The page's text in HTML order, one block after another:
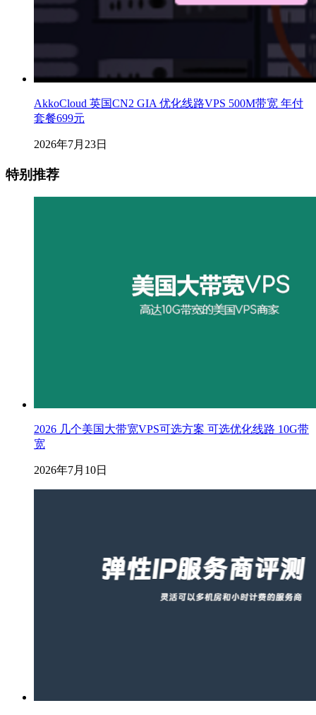
AkkoCloud 英国CN2 GIA 优化线路VPS 500M带宽 年付
套餐699元
2026年7月23日
特别推荐
2026 几个美国大带宽VPS可选方案 可选优化线路 10G带
宽
2026年7月10日